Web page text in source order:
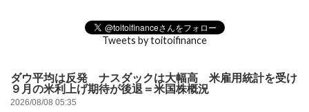
Tweets by toitoifinance
ダウ平均は反発 ナスダックは大幅高 米雇用統計を受け
９月の米利上げ期待が後退＝米国株概況
2026/08/08 05:35